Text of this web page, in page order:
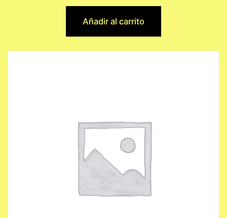
Añadir al carrito